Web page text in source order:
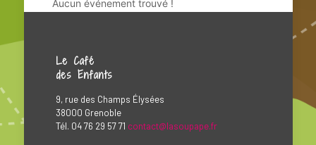
Aucun événement trouvé !
Le Café
des Enfants
9, rue des Champs Élysées
38000 Grenoble
Tél. 04 76 29 57 71 contact@lasoupape.fr